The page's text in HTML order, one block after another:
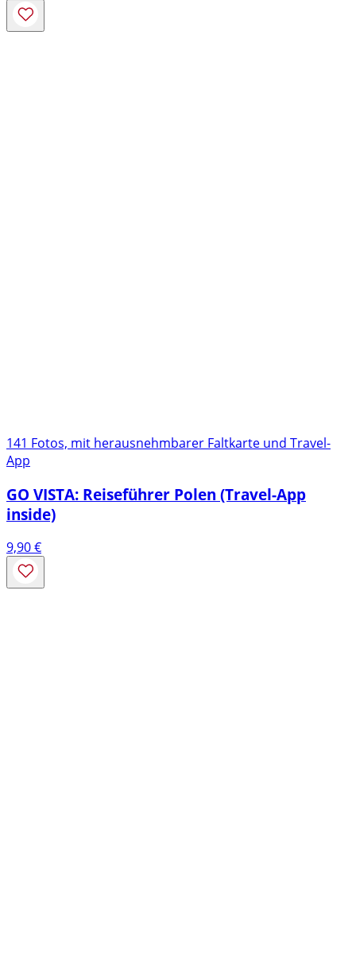
141 Fotos, mit herausnehmbarer Faltkarte und Travel-
App
GO VISTA: Reiseführer Polen (Travel-App
inside)
9,90€